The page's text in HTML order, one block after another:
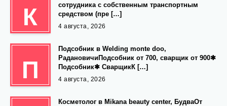
К
сотрудника с собственным транспортным
средством (пре […]
4 августа, 2026
П
Подсобник в Welding monte doo,
РадановичиПодсобник от 700, сварщик от 900✱
Подсобник✱ СварщикК […]
4 августа, 2026
Косметолог в Mikana beauty center, БудваОт